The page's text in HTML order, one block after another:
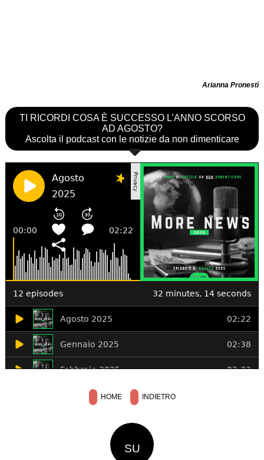
Arianna Pronestì
TI RICORDI COSA È SUCCESSO L’ANNO SCORSO
AD AGOSTO?
Ascolta il podcast con le notizie da non dimenticare
HOME INDIETRO
SU